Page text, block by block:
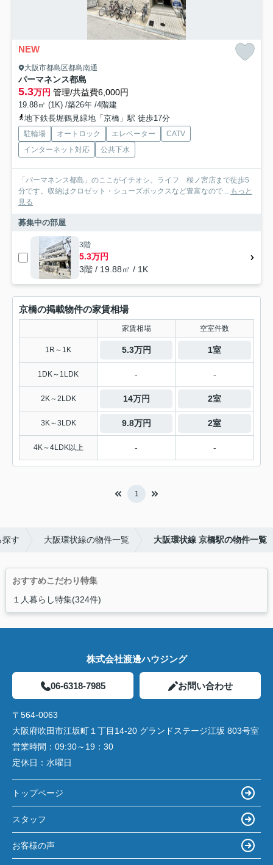
NEW
大阪市都島区都島南通
パーマネンス都島
5.3万円 管理/共益費6,000円
19.88㎡ (1K) /築26年 /4階建
地下鉄長堀鶴見緑地「京橋」駅 徒歩17分
駐輪場 オートロック エレベーター
CATV
インターネット対応
公共下水
「パーマネンス都島」のここがイチオシ。ライフ 桜ノ宮店まで徒歩5
分です。収納はクロゼット・シューズボックスなど豊富なので... もっと
見る
募集中の部屋
3階
5.3万円
3階 / 19.88㎡ / 1K
京橋の掲載物件の家賃相場
家賃相場 空室件数
1R～1K 5.3万円 1室
1DK～1LDK - -
2K～2LDK 14万円 2室
3K～3LDK 9.8万円 2室
4K～4LDK以上 - -
1
探す 大阪環状線の物件一覧 大阪環状線 京橋駅の物件一覧
おすすめこだわり特集
１人暮らし特集(324件)
株式会社渡邊ハウジング
06-6318-7985 お問い合わせ
〒564-0063
大阪府吹田市江坂町１丁目14‐20 グランドステージ江坂 803号室
営業時間： 09:30～19：30
定休日： 水曜日
トップページ
スタッフ
お客様の声